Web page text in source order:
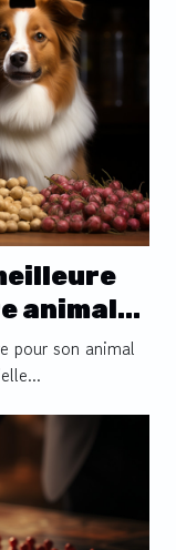
animal
pour son animal